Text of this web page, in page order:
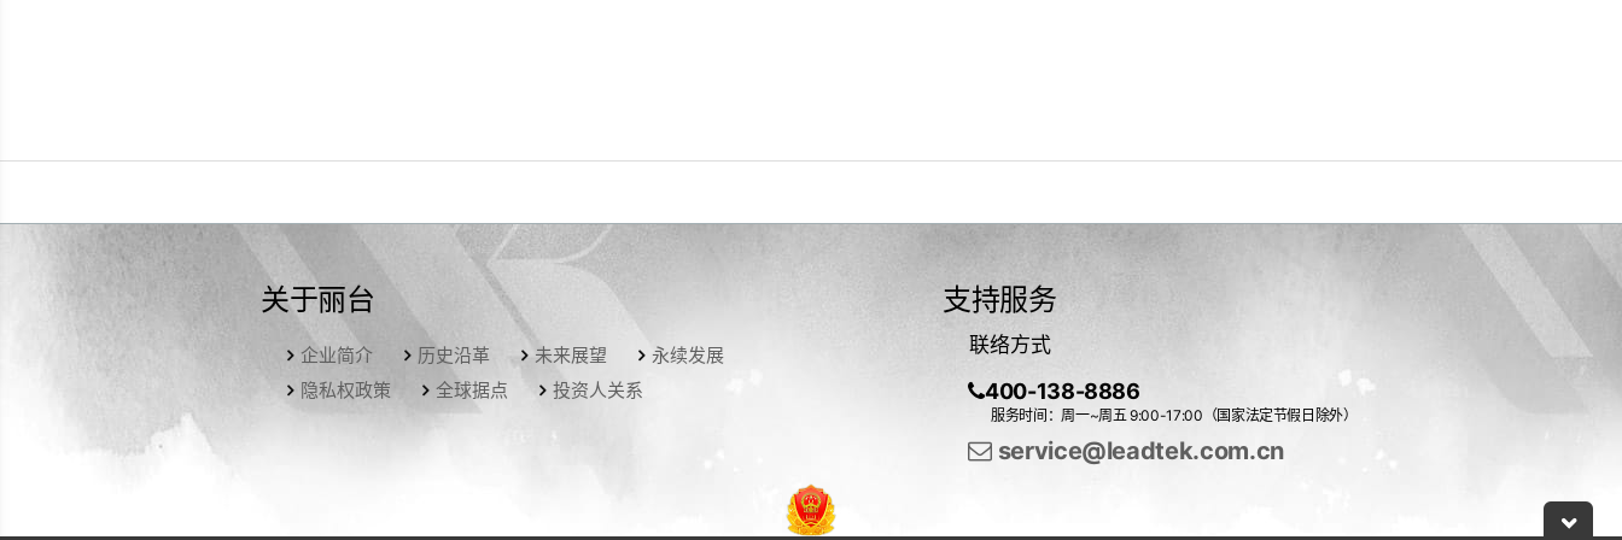
关于丽台
企业简介 历史沿革 未来展望
永续发展
隐私权政策
全球据点 投资人关系
支持服务
联络方式
400-138-8886
服务时间：周一~周五 9:00-17:00（国家法定节假日除外）
service@leadtek.com.cn